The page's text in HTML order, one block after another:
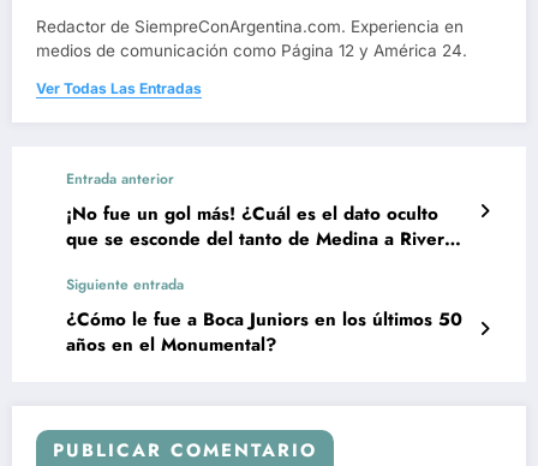
Redactor de SiempreConArgentina.com. Experiencia en
medios de comunicación como Página 12 y América 24.
Ver Todas Las Entradas
Entrada anterior
¡No fue un gol más! ¿Cuál es el dato oculto
que se esconde del tanto de Medina a River
Siguiente entrada
¿Cómo le fue a Boca Juniors en los últimos 50
años en el Monumental?
PUBLICAR COMENTARIO